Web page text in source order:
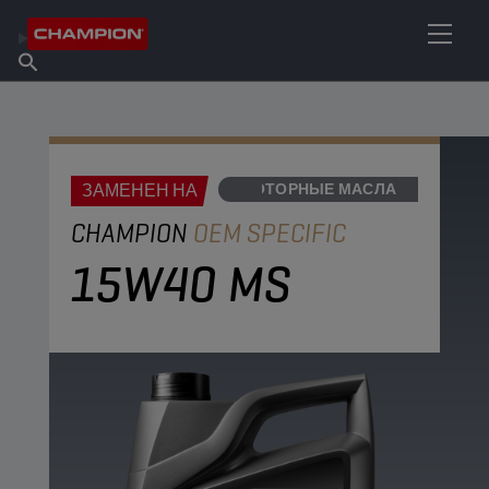
Информация о Champion
Найти точку продаж
ЗАМЕНЕН НА МОТОРНЫЕ МАСЛА
CHAMPION OEM SPECIFIC
15W40 MS